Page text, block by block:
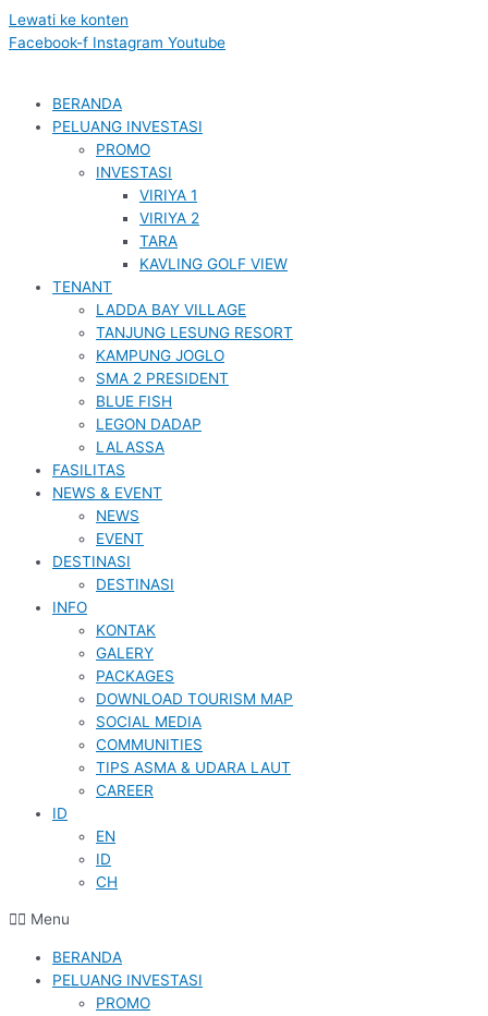
Lewati ke konten
Facebook-f Instagram Youtube
BERANDA
PELUANG INVESTASI
PROMO
INVESTASI
VIRIYA 1
VIRIYA 2
TARA
KAVLING GOLF VIEW
TENANT
LADDA BAY VILLAGE
TANJUNG LESUNG RESORT
KAMPUNG JOGLO
SMA 2 PRESIDENT
BLUE FISH
LEGON DADAP
LALASSA
FASILITAS
NEWS & EVENT
NEWS
EVENT
DESTINASI
DESTINASI
INFO
KONTAK
GALERY
PACKAGES
DOWNLOAD TOURISM MAP
SOCIAL MEDIA
COMMUNITIES
TIPS ASMA & UDARA LAUT
CAREER
ID
EN
ID
CH
Menu
BERANDA
PELUANG INVESTASI
PROMO